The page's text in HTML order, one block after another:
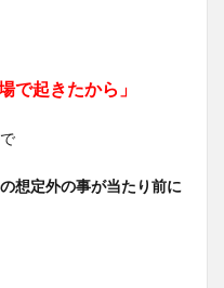
で起きたから」
想定外の事が当たり前に